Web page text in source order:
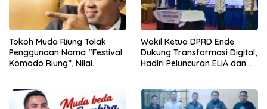
Tokoh Muda Riung Tolak
Penggunaan Nama “Festival
Komodo Riung”, Nilai
Wakil Ketua DPRD Ende
Dukung Transformasi Digital,
Hadiri Peluncuran ELiA dan